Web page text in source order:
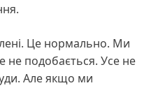
Це нормально. Ми
не подобається. Усе не
Але якщо ми